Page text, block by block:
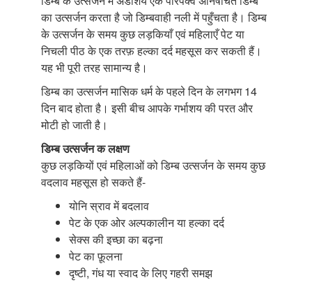
का उत्सर्जन करता है जो डिम्बवाही नली में पहुँचता है। डिम्ब
के उत्सर्जन के समय कुछ लड़कियाँ एवं महिलाएँ पेट या
निचली पीठ के एक तरफ़ हल्का दर्द महसूस कर सकती हैं।
यह भी पूरी तरह सामान्य है।
डिम्ब का उत्सर्जन मासिक धर्म के पहले दिन के लगभग 14
दिन बाद होता है। इसी बीच आपके गर्भाशय की परत और
मोटी हो जाती है।
डिम्ब उत्सर्जन क लक्षण
कुछ लड़कियों एवं महिलाओं को डिम्ब उत्सर्जन के समय कुछ
वदलाव महसूस हो सकते हैं-
योनि स्राव में बदलाव
पेट के एक ओर अल्पकालीन या हल्का दर्द
सेक्स की इच्छा का बढ़ना
पेट का फ़ूलना
दृष्टी, गंध या स्वाद के लिए गहरी समझ